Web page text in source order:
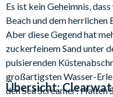
Es ist kein Geheimnis,
Beach und dem herrlichen
Aber diese Gegend hat
zuckerfeinem Sand unter
pulsierenden
großartigsten Wasser-
den Sea Screamer! Halten
Übersicht: